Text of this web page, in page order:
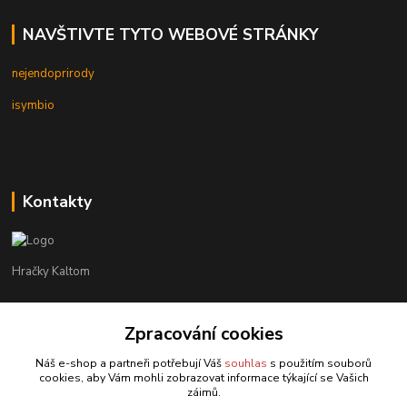
NAVŠTIVTE TYTO WEBOVÉ STRÁNKY
nejendoprirody
isymbio
Kontakty
Hračky Kaltom
+420 777 538 008
hrackykaltom@gmail.com
Zpracování cookies
Náš e-shop a partneři potřebují Váš souhlas s použitím souborů
cookies, aby Vám mohli zobrazovat informace týkající se Vašich
zájmů.